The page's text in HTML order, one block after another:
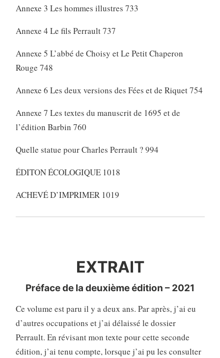
Annexe 3 Les hommes illustres 733
Annexe 4 Le fils Perrault 737
Annexe 5 L’abbé de Choisy et Le Petit Chaperon
Rouge 748
Annexe 6 Les deux versions des Fées et de Riquet 754
Annexe 7 Les textes du manuscrit de 1695 et de
l’édition Barbin 760
Quelle statue pour Charles Perrault ? 994
ÉDITON ÉCOLOGIQUE 1018
ACHEVÉ D’IMPRIMER 1019
EXTRAIT
Préface de la deuxième édition – 2021
Ce volume est paru il y a deux ans. Par après, j’ai eu
d’autres occupations et j’ai délaissé le dossier
Perrault. En révisant mon texte pour cette seconde
édition, j’ai tenu compte, lorsque j’ai pu les consulter